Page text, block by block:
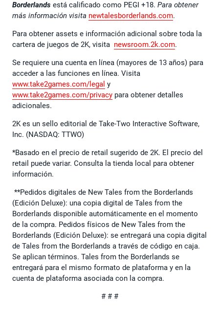
Borderlands está calificado como PEGI +18. Para obtener
más información visita newtalesborderlands.com.
Para obtener assets e información adicional sobre toda la
cartera de juegos de 2K, visita newsroom.2k.com.
Se requiere una cuenta en línea (mayores de 13 años) para
acceder a las funciones en línea. Visita
www.take2games.com/legal y
www.take2games.com/privacy para obtener detalles
adicionales.
2K es un sello editorial de Take-Two Interactive Software,
Inc. (NASDAQ: TTWO)
*Basado en el precio de retail sugerido de 2K. El precio del
retail puede variar. Consulta la tienda local para obtener
información.
**Pedidos digitales de New Tales from the Borderlands
(Edición Deluxe): una copia digital de Tales from the
Borderlands disponible automáticamente en el momento
de la compra. Pedidos físicos de New Tales from the
Borderlands (Edición Deluxe): se entregará una copia digital
de Tales from the Borderlands a través de código en caja.
Se aplican términos. Tales from the Borderlands se
entregará para el mismo formato de plataforma y en la
cuenta de plataforma asociada con la compra.
# # #